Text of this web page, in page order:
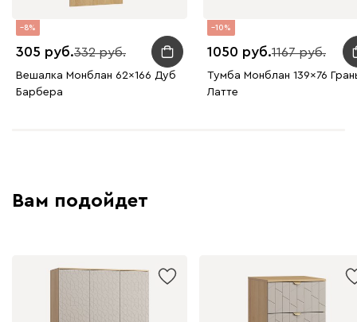
8
305 332
Вешалка Монблан 62x166 Дуб
Барбера
10
1050 1167
Тумба Монблан 139x76
Латте
Вам подойдет